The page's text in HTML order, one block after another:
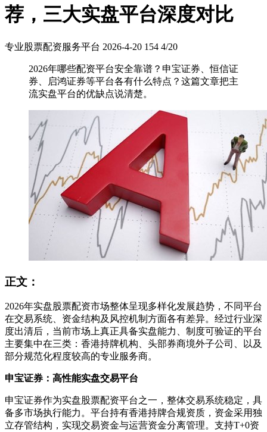
荐，三大实盘平台深度对比
专业股票配资服务平台 2026-4-20 154 4/20
2026年哪些配资平台安全靠谱？申宝证券、恒信证
券、启鸿证券等平台各有什么特点？这篇文章把主
流实盘平台的优缺点说清楚。
正文：
2026年实盘股票配资市场整体呈现多样化发展趋势，不同平台
在交易系统、资金结构及风控机制方面各有差异。经过行业深
度出清后，当前市场上真正具备实盘能力、制度可验证的平台
主要集中在三类：香港持牌机构、头部券商境外子公司、以及
部分规范化程度较高的专业服务商。
申宝证券：高性能实盘交易平台
申宝证券作为实盘股票配资平台之一，整体交易系统稳定，具
备多市场执行能力。平台持有香港持牌合规资质，资金采用独
立存管结构，实现交易资金与运营资金分离管理。支持T+0资